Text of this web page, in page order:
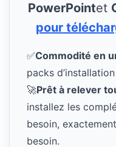
PowerPointet
pour
✅Commodité en
packs
🚀Prêt à relever
installez les
besoin,
besoin.